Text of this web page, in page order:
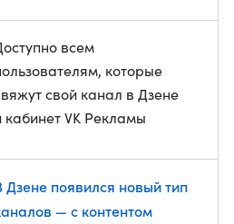
всем
которые
свой канал в Дзене
кабинет VK Рекламы
Дзене появился новый тип
— с контентом